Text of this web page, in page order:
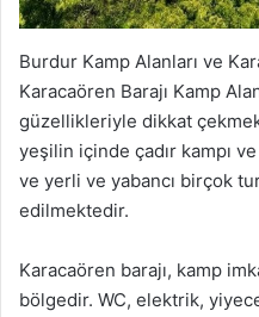
Burdur Kamp Alanları ve
Karacaören Barajı Kamp
güzellikleriyle dikkat
yeşilin içinde çadır kampı
ve yerli ve yabancı birçok
edilmektedir.
Karacaören barajı, kamp
bölgedir. WC, elektrik,